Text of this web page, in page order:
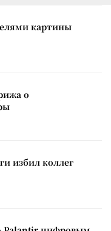
картины
о
избил коллег